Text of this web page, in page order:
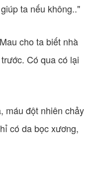
ta nếu không.."
cho ta biết nhà
Có qua có lại
máu đột nhiên chảy
có da bọc xương,